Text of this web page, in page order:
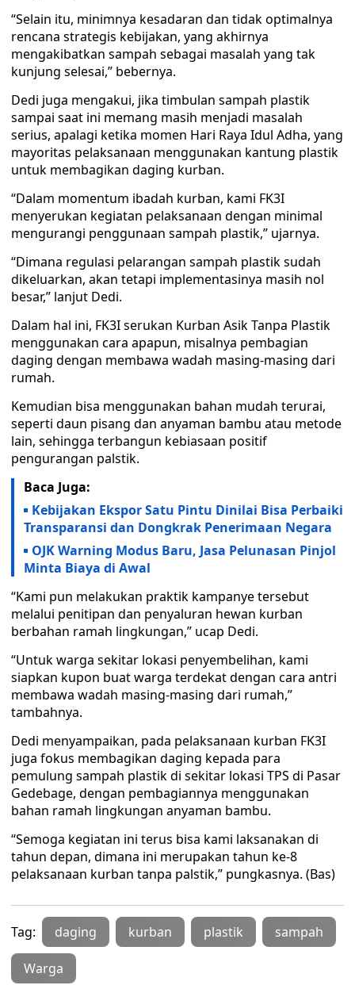
“Selain itu, minimnya kesadaran dan tidak optimalnya
rencana strategis kebijakan, yang akhirnya
mengakibatkan sampah sebagai masalah yang tak
kunjung selesai,” bebernya.
Dedi juga mengakui, jika timbulan sampah plastik
sampai saat ini memang masih menjadi masalah
serius, apalagi ketika momen Hari Raya Idul Adha, yang
mayoritas pelaksanaan menggunakan kantung plastik
untuk membagikan daging kurban.
“Dalam momentum ibadah kurban, kami FK3I
menyerukan kegiatan pelaksanaan dengan minimal
mengurangi penggunaan sampah plastik,” ujarnya.
“Dimana regulasi pelarangan sampah plastik sudah
dikeluarkan, akan tetapi implementasinya masih nol
besar,” lanjut Dedi.
Dalam hal ini, FK3I serukan Kurban Asik Tanpa Plastik
menggunakan cara apapun, misalnya pembagian
daging dengan membawa wadah masing-masing dari
rumah.
Kemudian bisa menggunakan bahan mudah terurai,
seperti daun pisang dan anyaman bambu atau metode
lain, sehingga terbangun kebiasaan positif
pengurangan palstik.
Baca Juga:
Kebijakan Ekspor Satu Pintu Dinilai Bisa Perbaiki
Transparansi dan Dongkrak Penerimaan Negara
OJK Warning Modus Baru, Jasa Pelunasan Pinjol
Minta Biaya di Awal
“Kami pun melakukan praktik kampanye tersebut
melalui penitipan dan penyaluran hewan kurban
berbahan ramah lingkungan,” ucap Dedi.
“Untuk warga sekitar lokasi penyembelihan, kami
siapkan kupon buat warga terdekat dengan cara antri
membawa wadah masing-masing dari rumah,”
tambahnya.
Dedi menyampaikan, pada pelaksanaan kurban FK3I
juga fokus membagikan daging kepada para
pemulung sampah plastik di sekitar lokasi TPS di Pasar
Gedebage, dengan pembagiannya menggunakan
bahan ramah lingkungan anyaman bambu.
“Semoga kegiatan ini terus bisa kami laksanakan di
tahun depan, dimana ini merupakan tahun ke-8
pelaksanaan kurban tanpa palstik,” pungkasnya. (Bas)
Tag: daging kurban plastik sampah
Warga